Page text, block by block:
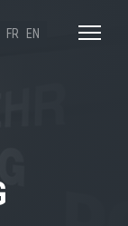
FR EN